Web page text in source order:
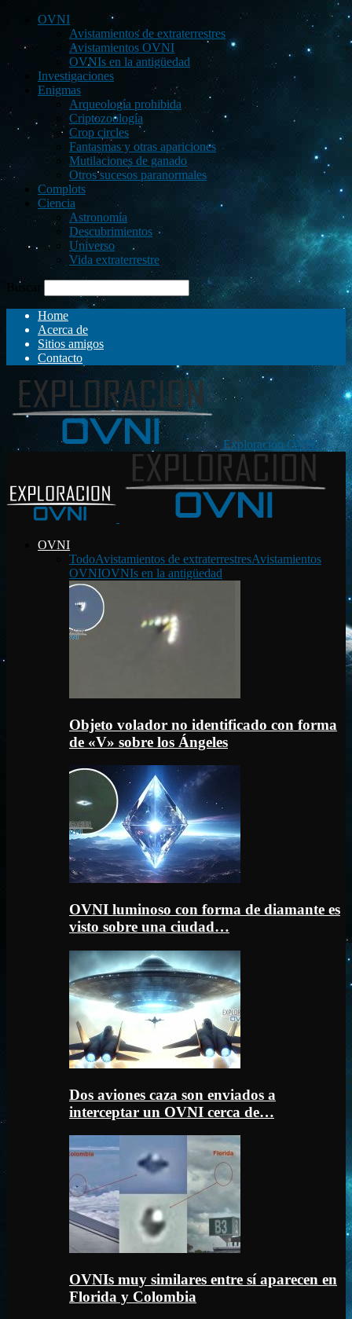
OVNI
Avistamientos de extraterrestres
Avistamientos OVNI
OVNIs en la antigüedad
Investigaciones
Enigmas
Arqueología prohibida
Criptozoología
Crop circles
Fantasmas y otras apariciones
Mutilaciones de ganado
Otros sucesos paranormales
Complots
Ciencia
Astronomía
Descubrimientos
Universo
Vida extraterrestre
Buscar
Home
Acerca de
Sitios amigos
Contacto
Exploración OVNI
OVNI
TodoAvistamientos de extraterrestresAvistamientos
OVNIOVNIs en la antigüedad
Objeto volador no identificado con forma
de «V» sobre los Ángeles
OVNI luminoso con forma de diamante es
visto sobre una ciudad…
Dos aviones caza son enviados a
interceptar un OVNI cerca de…
OVNIs muy similares entre sí aparecen en
Florida y Colombia